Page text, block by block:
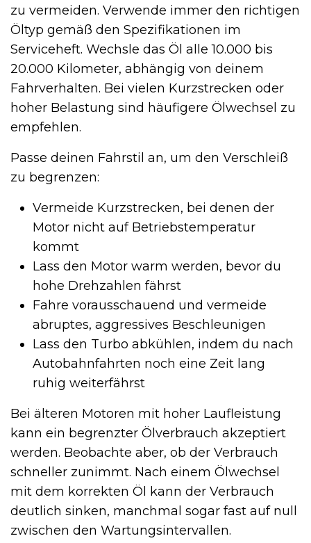
zu vermeiden. Verwende immer den richtigen
Öltyp gemäß den Spezifikationen im
Serviceheft. Wechsle das Öl alle 10.000 bis
20.000 Kilometer, abhängig von deinem
Fahrverhalten. Bei vielen Kurzstrecken oder
hoher Belastung sind häufigere Ölwechsel zu
empfehlen.
Passe deinen Fahrstil an, um den Verschleiß
zu begrenzen:
Vermeide Kurzstrecken, bei denen der
Motor nicht auf Betriebstemperatur
kommt
Lass den Motor warm werden, bevor du
hohe Drehzahlen fährst
Fahre vorausschauend und vermeide
abruptes, aggressives Beschleunigen
Lass den Turbo abkühlen, indem du nach
Autobahnfahrten noch eine Zeit lang
ruhig weiterfährst
Bei älteren Motoren mit hoher Laufleistung
kann ein begrenzter Ölverbrauch akzeptiert
werden. Beobachte aber, ob der Verbrauch
schneller zunimmt. Nach einem Ölwechsel
mit dem korrekten Öl kann der Verbrauch
deutlich sinken, manchmal sogar fast auf null
zwischen den Wartungsintervallen.